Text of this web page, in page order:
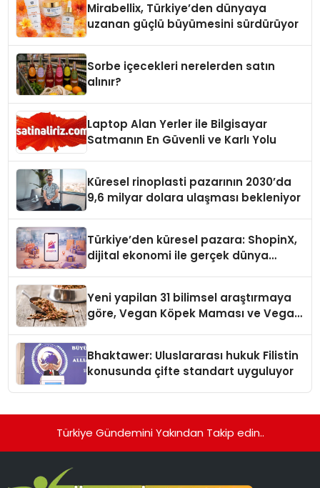
Mirabellix, Türkiye’den dünyaya
uzanan güçlü büyümesini sürdürüyor
Sorbe içecekleri nerelerden satın
alınır?
Laptop Alan Yerler ile Bilgisayar
Satmanın En Güvenli ve Karlı Yolu
Küresel rinoplasti pazarının 2030’da
9,6 milyar dolara ulaşması bekleniyor
Türkiye’den küresel pazara: ShopinX,
dijital ekonomi ile gerçek dünya
Yeni yapilan 31 bilimsel araştırmaya
göre, Vegan Köpek Maması ve Vegan
Bhaktawer: Uluslararası hukuk Filistin
konusunda çifte standart uyguluyor
Türkiye Gündemini Yakından Takip edin..